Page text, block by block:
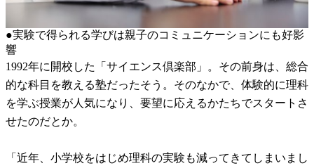
●実験で得られる学びは親子のコミュニケーションにも好影
響
1992年に開校した「サイエンス倶楽部」。その前身は、総合
的な科目を教える塾だったそう。そのなかで、体験的に理科
を学ぶ授業が人気になり、要望に応えるかたちでスタートさ
せたのだとか。
「近年、小学校をはじめ理科の実験も減ってきてしまいまし